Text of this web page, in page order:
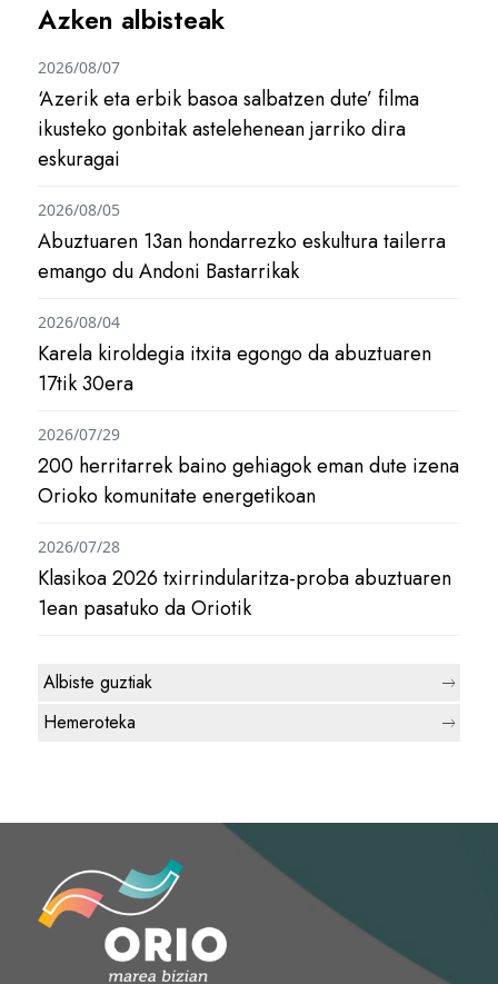
Azken albisteak
‘Azerik eta erbik basoa salbatzen dute’ filma
ikusteko gonbitak astelehenean jarriko dira
eskuragai
2026/08/07
Abuztuaren 13an hondarrezko eskultura tailerra
emango du Andoni Bastarrikak
2026/08/05
Karela kiroldegia itxita egongo da abuztuaren
17tik 30era
2026/08/04
200 herritarrek baino gehiagok eman dute izena
Orioko komunitate energetikoan
2026/07/29
Klasikoa 2026 txirrindularitza-proba abuztuaren
1ean pasatuko da Oriotik
2026/07/28
Albiste guztiak
Hemeroteka